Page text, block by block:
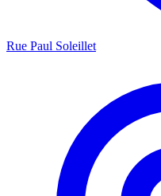
Rue Paul Soleillet